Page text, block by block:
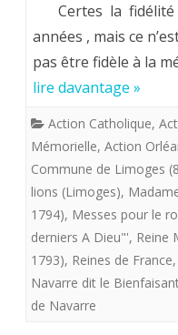
Certes la fidélité
années , mais ce
pas être fidèle à la
lire davantage »
Action Catholique,
Mémorielle, Action
Commune de Limoges
lions (Limoges),
1794), Messes pour le
derniers A Dieu"', Reine
1793), Reines de France,
Navarre dit le
de Navarre